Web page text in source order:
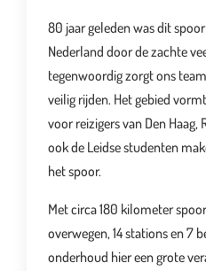
80 jaar geleden was dit
Nederland door de zachte
tegenwoordig zorgt ons
veilig rijden. Het gebied
voor reizigers van Den
ook de Leidse studenten
het spoor.
Met circa 180 kilometer
overwegen, 14 stations en 7
onderhoud hier een grote